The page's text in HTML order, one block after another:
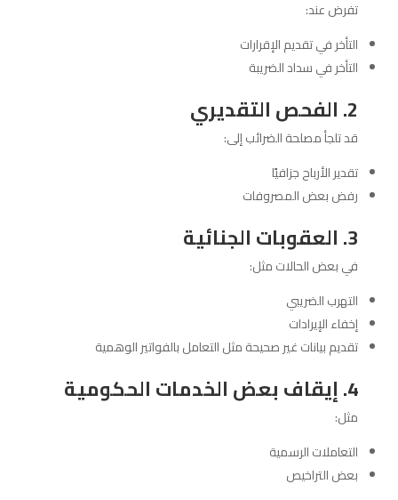
تفرض عند:
التأخر في تقديم الإقرارات
التأخر في سداد الضريبة
2. الفحص التقديري
قد تلجأ مصلحة الضرائب إلى:
تقدير الأرباح جزافيًا
رفض بعض المصروفات
3. العقوبات الجنائية
في بعض الحالات مثل:
التهرب الضريبي
إخفاء الإيرادات
تقديم بيانات غير صحيحة مثل التعامل بالفواتير الوهمية
4. إيقاف بعض الخدمات الحكومية
مثل:
التعاملات الرسمية
بعض التراخيص